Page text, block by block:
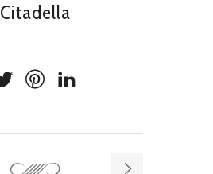
Citadella